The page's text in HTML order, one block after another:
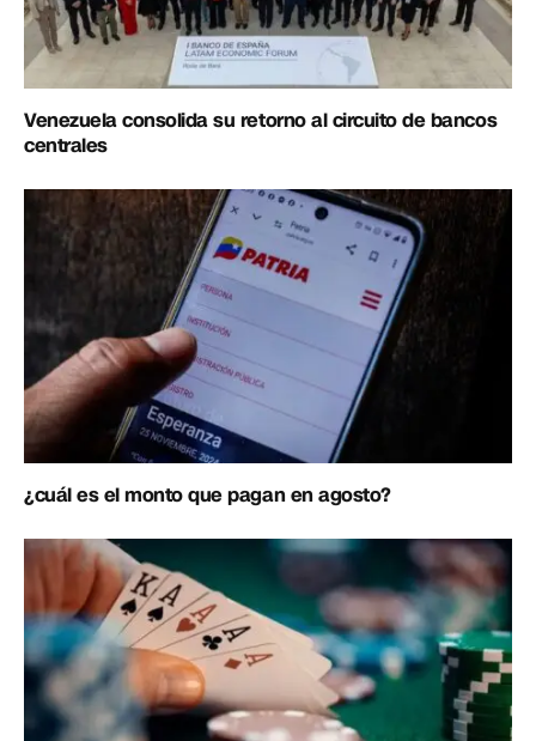
Venezuela consolida su retorno al circuito de bancos
centrales
¿cuál es el monto que pagan en agosto?